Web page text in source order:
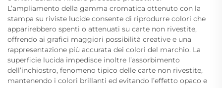
L’ampliamento della gamma cromatica ottenuto con la
stampa su riviste lucide consente di riprodurre colori che
apparirebbero spenti o attenuati su carte non rivestite,
offrendo ai grafici maggiori possibilità creative e una
rappresentazione più accurata dei colori del marchio. La
superficie lucida impedisce inoltre l’assorbimento
dell’inchiostro, fenomeno tipico delle carte non rivestite,
mantenendo i colori brillanti ed evitando l’effetto opaco e